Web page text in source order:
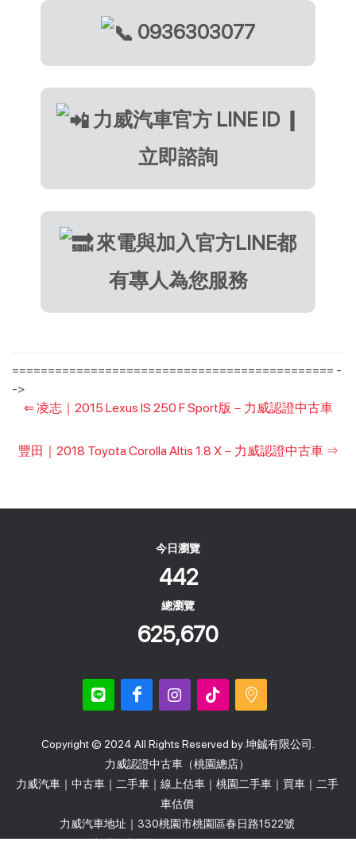
0936303077
力威汽車官方 LINE ID ❙
立即諮詢
來電與加入官方LINE都
有專人為您服務
============================================= -
->
⇐凌志｜2015 Lexus IS 250 F Sport版－力威認證中古車
豐田｜2018 Toyota Corolla Altis 1.8 X－力威認證中古車⇒
今日瀏覽
442
總瀏覽
625,670
Copyright © 2024 All Rights Reserved by 坤鋮有限公司.
力威認證中古車（桃園總店）
力威汽車｜中古車｜二手車｜線上估車｜桃園二手車｜買車｜二手
車估價
力威汽車地址｜330桃園市桃園區春日路1522號